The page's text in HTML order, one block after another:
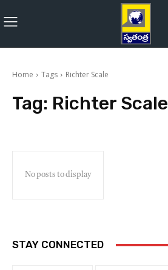
Home Tags Richter Scale
Tag: Richter Scale
No posts to display
STAY CONNECTED